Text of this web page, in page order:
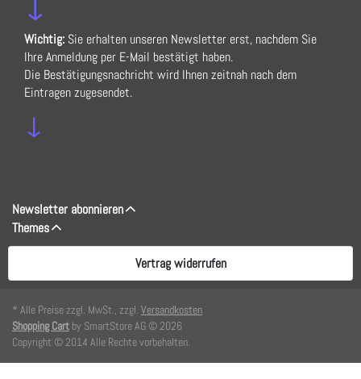
↓
Wichtig: Sie erhalten unseren Newsletter erst, nachdem Sie
Ihre Anmeldung per E-Mail bestätigt haben.
Die Bestätigungsnachricht wird Ihnen zeitnah nach dem
Eintragen zugesendet.
↓
Newsletter abonnieren
Themes
Vertrag widerrufen
* Alle Preise zzgl. MwSt., zzgl. Versandkosten
Shopping Cart by SmartStore AG © 2026
Copyright © 2014 Alle Rechte vorbehalten.